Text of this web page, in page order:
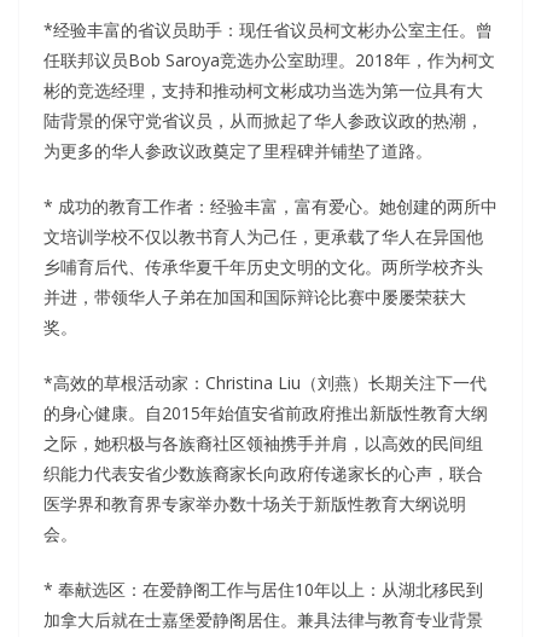
*经验丰富的省议员助手：现任省议员柯文彬办公室主任。曾
任联邦议员Bob Saroya竞选办公室助理。2018年，作为柯文
彬的竞选经理，支持和推动柯文彬成功当选为第一位具有大
陆背景的保守党省议员，从而掀起了华人参政议政的热潮，
为更多的华人参政议政奠定了里程碑并铺垫了道路。
* 成功的教育工作者：经验丰富，富有爱心。她创建的两所中
文培训学校不仅以教书育人为己任，更承载了华人在异国他
乡哺育后代、传承华夏千年历史文明的文化。两所学校齐头
并进，带领华人子弟在加国和国际辩论比赛中屡屡荣获大
奖。
*高效的草根活动家：Christina Liu（刘燕）长期关注下一代
的身心健康。自2015年始值安省前政府推出新版性教育大纲
之际，她积极与各族裔社区领袖携手并肩，以高效的民间组
织能力代表安省少数族裔家长向政府传递家长的心声，联合
医学界和教育界专家举办数十场关于新版性教育大纲说明
会。
* 奉献选区：在爱静阁工作与居住10年以上：从湖北移民到
加拿大后就在士嘉堡爱静阁居住。兼具法律与教育专业背景